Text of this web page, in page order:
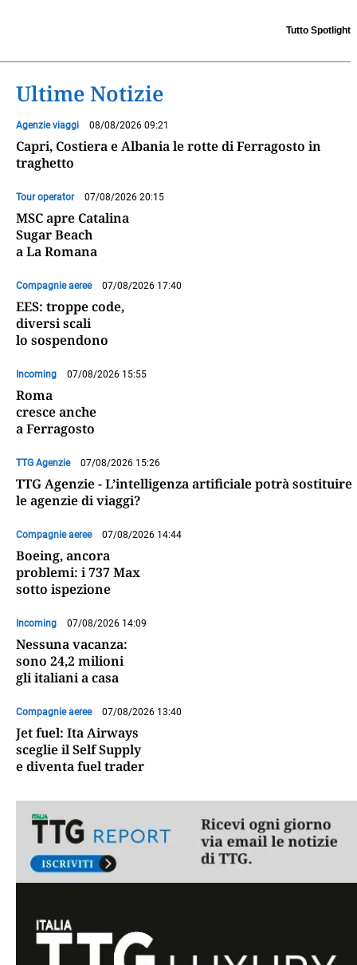
Business School by ForteTutto Spotlight
Ultime Notizie
Agenzie viaggi 08/08/2026 09:21
Capri, Costiera e Albania le rotte di Ferragosto in
traghetto
Tour operator 07/08/2026 20:15
MSC apre Catalina
Sugar Beach
a La Romana
Compagnie aeree 07/08/2026 17:40
EES: troppe code,
diversi scali
lo sospendono
Incoming 07/08/2026 15:55
Roma
cresce anche
a Ferragosto
TTG Agenzie 07/08/2026 15:26
TTG Agenzie - L’intelligenza artificiale potrà sostituire
le agenzie di viaggi?
Compagnie aeree 07/08/2026 14:44
Boeing, ancora
problemi: i 737 Max
sotto ispezione
Incoming 07/08/2026 14:09
Nessuna vacanza:
sono 24,2 milioni
gli italiani a casa
Compagnie aeree 07/08/2026 13:40
Jet fuel: Ita Airways
sceglie il Self Supply
e diventa fuel trader